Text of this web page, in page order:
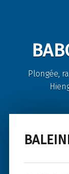
navigation
Plongée,